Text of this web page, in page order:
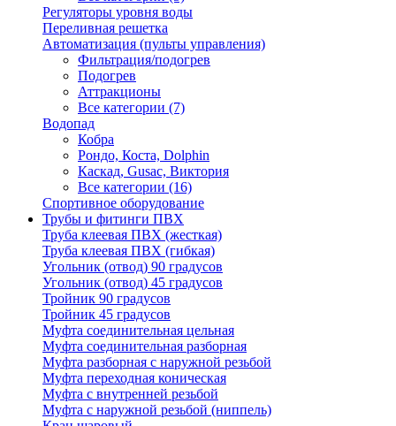
Регуляторы уровня воды
Переливная решетка
Автоматизация (пульты управления)
Фильтрация/подогрев
Подогрев
Аттракционы
Все категории (7)
Водопад
Кобра
Рондо, Коста, Dolphin
Каскад, Gusac, Виктория
Все категории (16)
Спортивное оборудование
Трубы и фитинги ПВХ
Труба клеевая ПВХ (жесткая)
Труба клеевая ПВХ (гибкая)
Угольник (отвод) 90 градусов
Угольник (отвод) 45 градусов
Тройник 90 градусов
Тройник 45 градусов
Муфта соединительная цельная
Муфта соединительная разборная
Муфта разборная с наружной резьбой
Муфта переходная коническая
Муфта с внутренней резьбой
Муфта с наружной резьбой (ниппель)